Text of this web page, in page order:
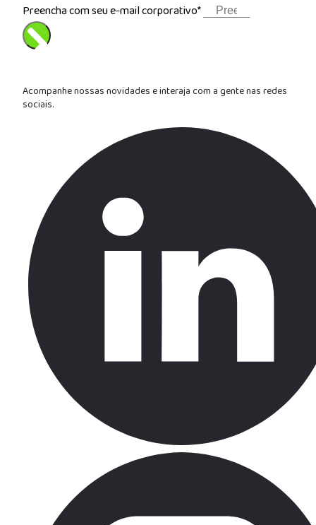
Preencha com seu e-mail corporativo*
Acompanhe nossas novidades e interaja com a gente nas redes
sociais.